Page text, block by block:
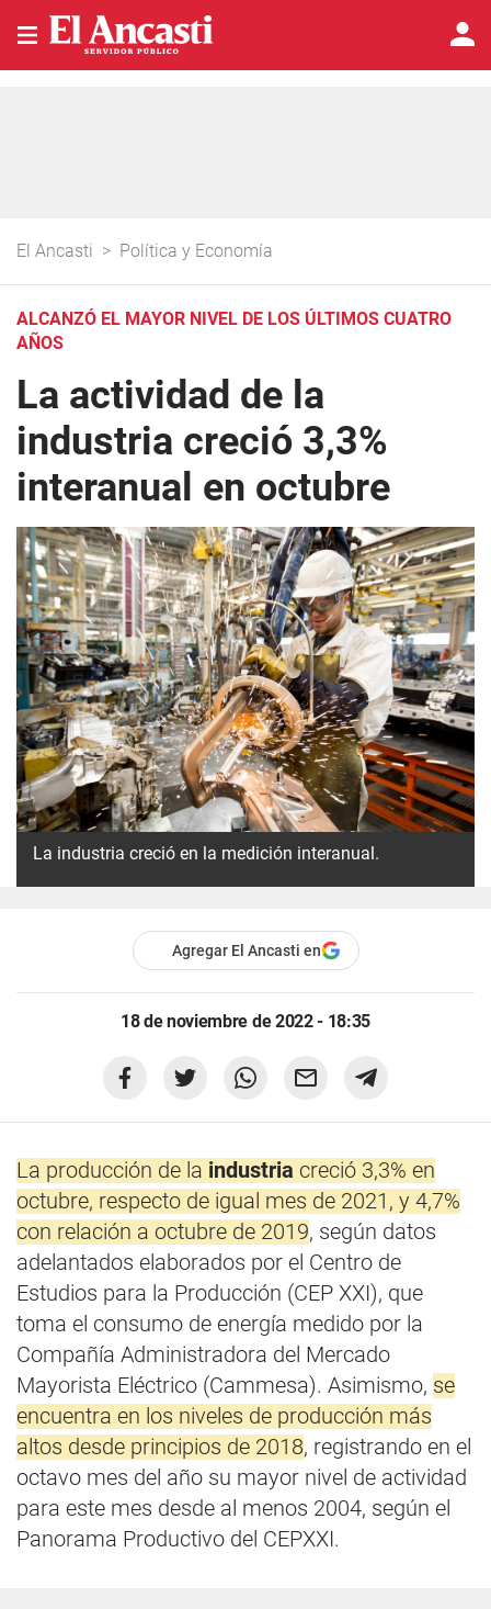
El Ancasti > Política y Economía
ALCANZÓ EL MAYOR NIVEL DE LOS ÚLTIMOS CUATRO
AÑOS
La actividad de la
industria creció 3,3%
interanual en octubre
La industria creció en la medición interanual.
Agregar El Ancasti en
18 de noviembre de 2022 - 18:35
La producción de la industria creció 3,3% en
octubre, respecto de igual mes de 2021, y 4,7%
con relación a octubre de 2019, según datos
adelantados elaborados por el Centro de
Estudios para la Producción (CEP XXI), que
toma el consumo de energía medido por la
Compañía Administradora del Mercado
Mayorista Eléctrico (Cammesa). Asimismo, se
encuentra en los niveles de producción más
altos desde principios de 2018, registrando en el
octavo mes del año su mayor nivel de actividad
para este mes desde al menos 2004, según el
Panorama Productivo del CEPXXI.